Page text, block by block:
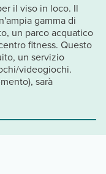
il viso in loco. Il
gamma di
un parco acquatico
fitness. Questo
un servizio
videogiochi.
sarà